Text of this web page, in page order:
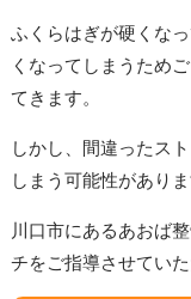
ふくらはぎが硬くな
くなってしまうため
てきます。
しかし、間違ったス
しまう可能性がありま
川口市にあるあおば
チをご指導させていた